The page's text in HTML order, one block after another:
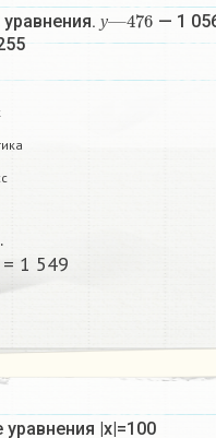
у
у—476 — 1
1 549
уравнения |х|=100​